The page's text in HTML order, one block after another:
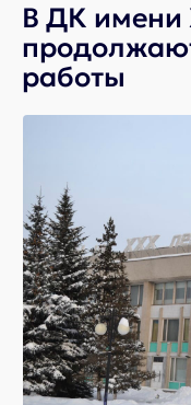
В ДК имени
работы